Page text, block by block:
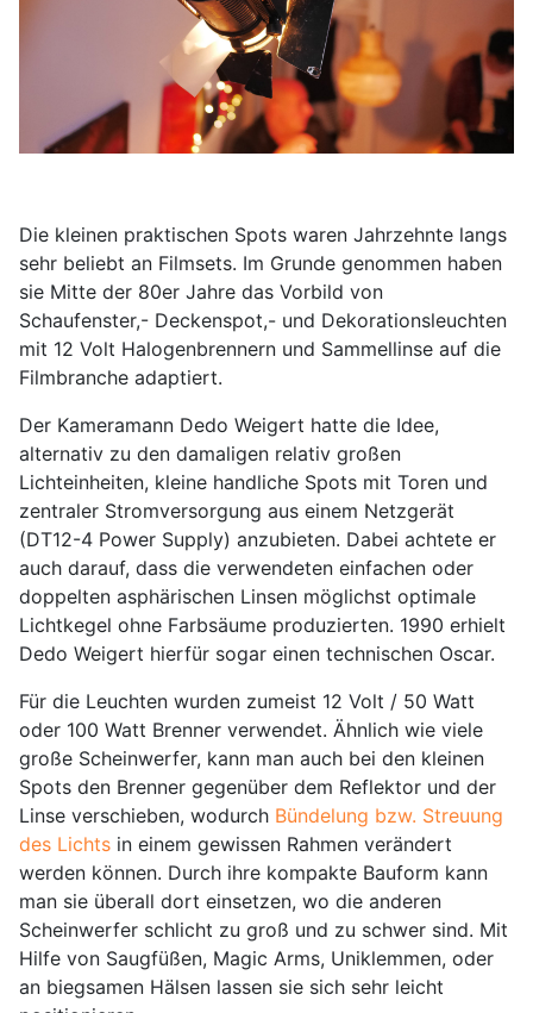
Die kleinen praktischen Spots waren Jahrzehnte langs
sehr beliebt an Filmsets. Im Grunde genommen haben
sie Mitte der 80er Jahre das Vorbild von
Schaufenster,- Deckenspot,- und Dekorationsleuchten
mit 12 Volt Halogenbrennern und Sammellinse auf die
Filmbranche adaptiert.
Der Kameramann Dedo Weigert hatte die Idee,
alternativ zu den damaligen relativ großen
Lichteinheiten, kleine handliche Spots mit Toren und
zentraler Stromversorgung aus einem Netzgerät
(DT12-4 Power Supply) anzubieten. Dabei achtete er
auch darauf, dass die verwendeten einfachen oder
doppelten asphärischen Linsen möglichst optimale
Lichtkegel ohne Farbsäume produzierten. 1990 erhielt
Dedo Weigert hierfür sogar einen technischen Oscar.
Für die Leuchten wurden zumeist 12 Volt / 50 Watt
oder 100 Watt Brenner verwendet. Ähnlich wie viele
große Scheinwerfer, kann man auch bei den kleinen
Spots den Brenner gegenüber dem Reflektor und der
Linse verschieben, wodurch Bündelung bzw. Streuung
des Lichts in einem gewissen Rahmen verändert
werden können. Durch ihre kompakte Bauform kann
man sie überall dort einsetzen, wo die anderen
Scheinwerfer schlicht zu groß und zu schwer sind. Mit
Hilfe von Saugfüßen, Magic Arms, Uniklemmen, oder
an biegsamen Hälsen lassen sie sich sehr leicht